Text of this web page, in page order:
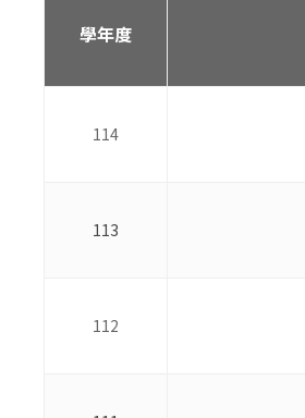
學年度
114
113
112